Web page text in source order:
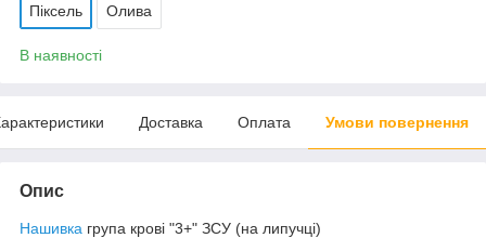
Піксель Олива
В наявності
Доставка Оплата Умови повернення
Опис
Нашивка група крові "3+" ЗСУ (на липучці)